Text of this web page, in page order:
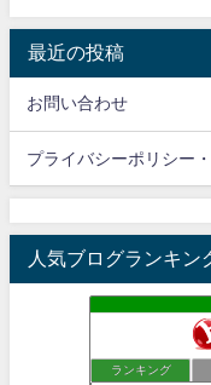
最近の投稿
お問い合わせ
プライバシーポリシー
人気ブログランキン
ランキング